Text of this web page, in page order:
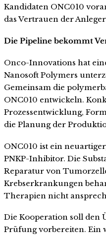
Kandidaten ONC010
das Vertrauen der
Die Pipeline bekommt
Onco-Innovations hat
Nanosoft Polymers
Gemeinsam die
ONC010 entwickeln.
Prozessentwicklung,
die Planung der
ONC010 ist ein
PNKP-Inhibitor. Die
Reparatur von
Krebserkrankungen
Therapien nicht
Die Kooperation soll den
Prüfung vorbereiten. Ein